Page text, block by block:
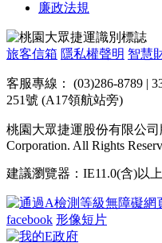
廉政法規
旅客信箱 隱私權聲明 智慧
客服專線： (03)286-8789 |
251號 (A17領航站旁)
桃園大眾捷運股份有限公司
Corporation. All Rights
建議瀏覽器：IE11.0(含)以
facebook 形像短片